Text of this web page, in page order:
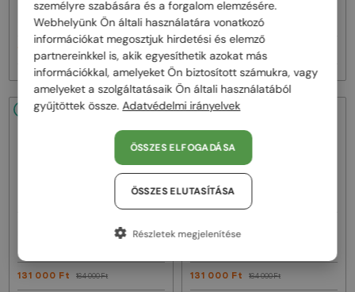
Bvlgari—Napszemüvegek
BV40035U - 33T - 58
Bvlgari—Napszemüvegek
BV40044I SERPENTI - 45A - 53
131 000 Ft
48/72 -20%
Napszemüvegek
131 000 Ft 164 000 Ft
48/72
Bvlgari—
131 000 Ft 164 000 Ft
személyre szabására és a forgalom elemzésére.
Webhelyünk Ön általi használatára vonatkozó
információkat megosztjuk hirdetési és elemző
partnereinkkel is, akik egyesíthetik azokat más
információkkal, amelyeket Ön biztosított számukra, vagy
amelyeket a szolgáltatásaik Ön általi használatából
gyűjtöttek össze.Adatvédelmi irányelvek
ÖSSZES ELFOGADÁSA
ÖSSZES ELUTASÍTÁSA
Részletek megjelenítése